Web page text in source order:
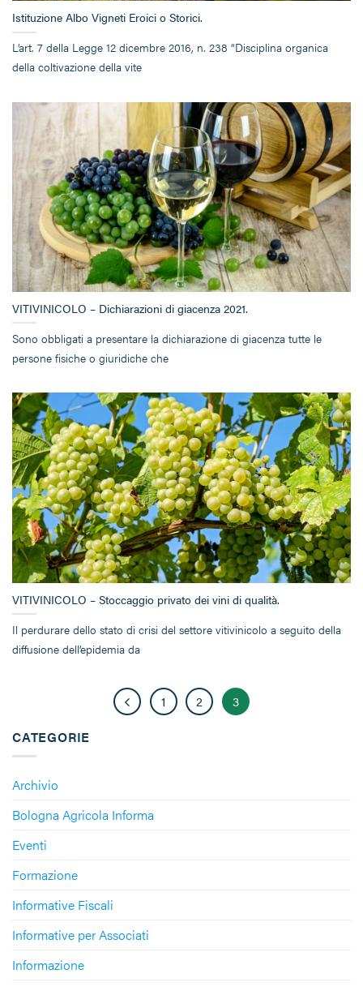
CATEGORIE
Archivio
Bologna Agricola Informa
Eventi
Formazione
Informative Fiscali
Informative per Associati
Informazione
Istituzione Albo Vigneti Eroici o Storici.
L’art. 7 della Legge 12 dicembre 2016, n. 238 “Disciplina organica
della coltivazione della vite
VITIVINICOLO – Dichiarazioni di giacenza 2021.
Sono obbligati a presentare la dichiarazione di giacenza tutte le
persone fisiche o giuridiche che
VITIVINICOLO – Stoccaggio privato dei vini di qualità.
Il perdurare dello stato di crisi del settore vitivinicolo a seguito della
diffusione dell’epidemia da
1 2 3